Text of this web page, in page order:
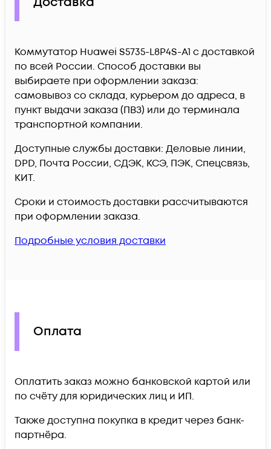
Коммутатор Huawei S5735-L8P4S-A1 c доставкой
по всей России. Способ доставки вы
выбираете при оформлении заказа:
самовывоз со склада, курьером до адреса, в
пункт выдачи заказа (ПВЗ) или до терминала
транспортной компании.
Доступные службы доставки: Деловые линии,
DPD, Почта России, СДЭК, КСЭ, ПЭК, Спецсвязь,
КИТ.
Сроки и стоимость доставки рассчитываются
при оформлении заказа.
Подробные условия доставки
Оплата
Оплатить заказ можно банковской картой или
по счёту для юридических лиц и ИП.
Также доступна покупка в кредит через банк-
партнёра.